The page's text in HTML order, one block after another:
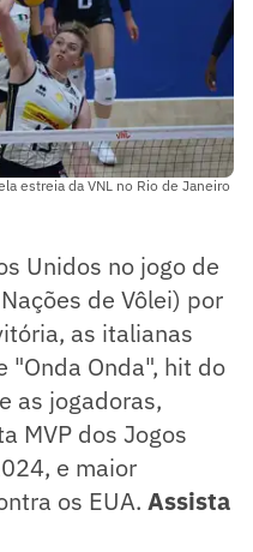
estreia da VNL no Rio de Janeiro
Unidos no jogo de
de Vôlei) por
as italianas
"Onda Onda", hit do
as jogadoras,
MVP dos Jogos
e maior
os EUA. Assista